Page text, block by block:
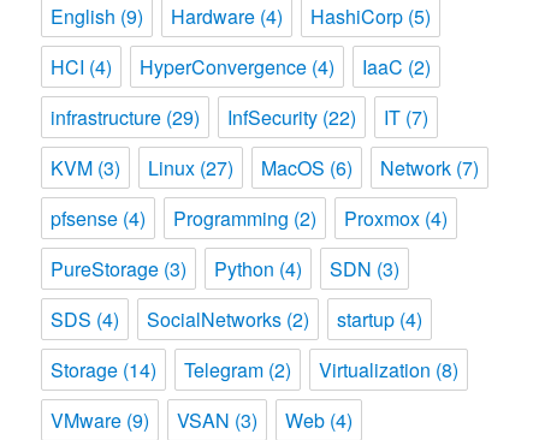
English (9) Hardware (4) HashiCorp (5)
HCI (4) HyperConvergence (4) IaaC (2)
infrastructure (29) InfSecurity (22) IT (7)
KVM (3) Linux (27) MacOS (6) Network (7)
pfsense (4) Programming (2) Proxmox (4)
PureStorage (3) Python (4) SDN (3)
SDS (4) SocialNetworks (2) startup (4)
Storage (14) Telegram (2) Virtualization (8)
VMware (9) VSAN (3) Web (4)